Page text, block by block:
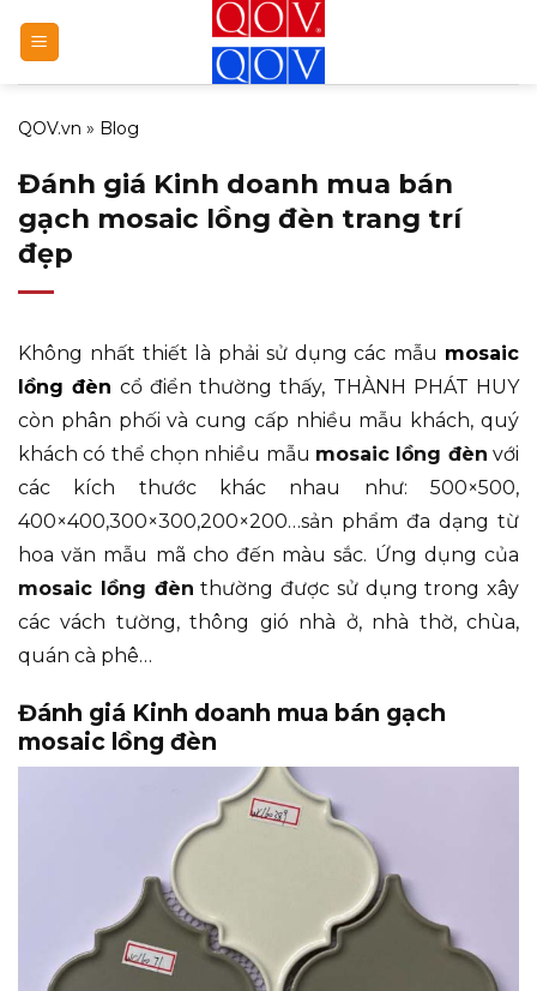
qua
nội
dung
QOV.vn » Blog
Đánh giá Kinh doanh mua bán
gạch mosaic lồng đèn trang trí
đẹp
Không nhất thiết là phải sử dụng các mẫu mosaic
lồng đèn cổ điển thường thấy, THÀNH PHÁT HUY
còn phân phối và cung cấp nhiều mẫu khách, quý
khách có thể chọn nhiều mẫu mosaic lồng đèn với
các kích thước khác nhau như: 500×500,
400×400,300×300,200×200…sản phẩm đa dạng từ
hoa văn mẫu mã cho đến màu sắc. Ứng dụng của
mosaic lồng đèn thường được sử dụng trong xây
các vách tường, thông gió nhà ở, nhà thờ, chùa,
quán cà phê…
Đánh giá Kinh doanh mua bán gạch
mosaic lồng đèn